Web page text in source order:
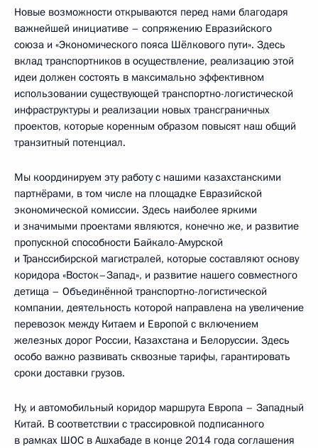
Новые возможности открываются перед нами благодаря
важнейшей инициативе – сопряжению Евразийского
союза и «Экономического пояса Шёлкового пути». Здесь
вклад транспортников в осуществление, реализацию этой
идеи должен состоять в максимально эффективном
использовании существующей транспортно-логистической
инфраструктуры и реализации новых трансграничных
проектов, которые коренным образом повысят наш общий
транзитный потенциал.
Мы координируем эту работу с нашими казахстанскими
партнёрами, в том числе на площадке Евразийской
экономической комиссии. Здесь наиболее яркими
и значимыми проектами являются, конечно же, и развитие
пропускной способности Байкало-Амурской
и Транссибирской магистралей, которые составляют основу
коридора «Восток–Запад», и развитие нашего совместного
детища – Объединённой транспортно-логистической
компании, деятельность которой направлена на увеличение
перевозок между Китаем и Европой с включением
железных дорог России, Казахстана и Белоруссии. Здесь
особо важно развивать сквозные тарифы, гарантировать
сроки доставки грузов.
Ну, и автомобильный коридор маршрута Европа – Западный
Китай. В соответствии с трассировкой подписанного
в рамках ШОС в Ашхабаде в конце 2014 года соглашения